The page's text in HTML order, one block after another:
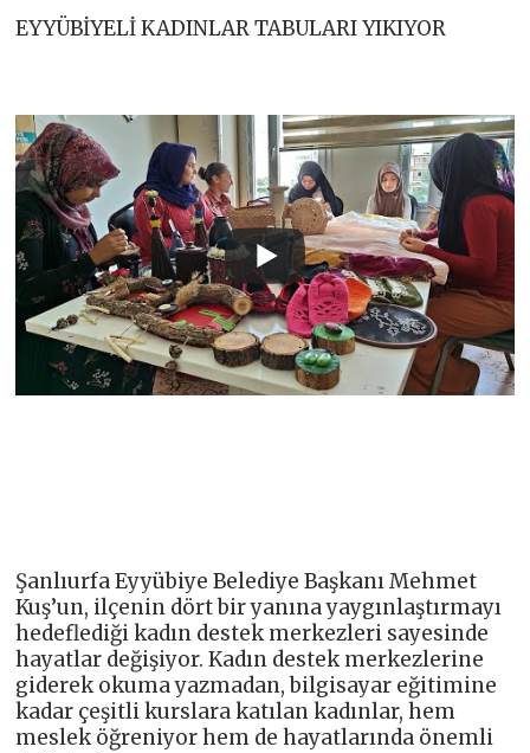
EYYÜBİYELİ KADINLAR TABULARI YIKIYOR
Şanlıurfa Eyyübiye Belediye Başkanı Mehmet
Kuş’un, ilçenin dört bir yanına yaygınlaştırmayı
hedeflediği kadın destek merkezleri sayesinde
hayatlar değişiyor. Kadın destek merkezlerine
giderek okuma yazmadan, bilgisayar eğitimine
kadar çeşitli kurslara katılan kadınlar, hem
meslek öğreniyor hem de hayatlarında önemli